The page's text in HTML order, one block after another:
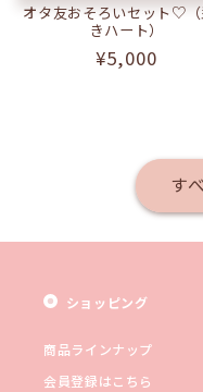
オタ友おそろいセット♡（
きハート）
通
¥5,000
す
ショッピング
商品ラインナップ
会員登録はこちら